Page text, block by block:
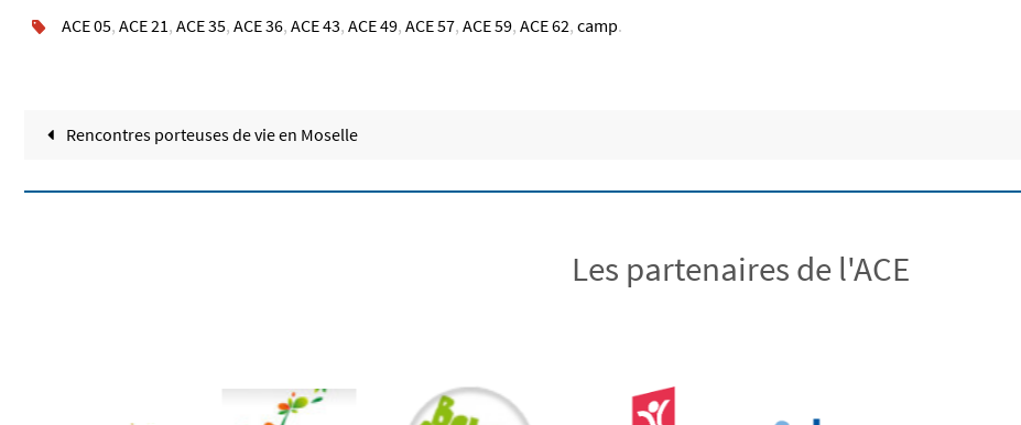
ACE 05, ACE 21, ACE 35, ACE 36, ACE 43, ACE 49, ACE 57, ACE 59, ACE 62, camp.
Rencontres porteuses de vie en Moselle
Les partenaires de l'ACE